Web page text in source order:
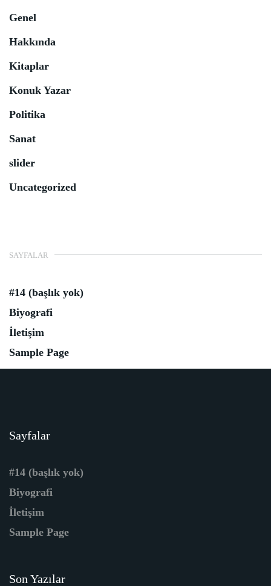
Genel
Hakkında
Kitaplar
Konuk Yazar
Politika
Sanat
slider
Uncategorized
SAYFALAR
#14 (başlık yok)
Biyografi
İletişim
Sample Page
Sayfalar
#14 (başlık yok)
Biyografi
İletişim
Sample Page
Son Yazılar